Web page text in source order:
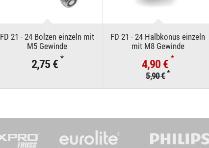
FD 21 - 24 Bolzen einzeln mit
M5 Gewinde
2,75 € *
FD 21 - 24 Halbkonus einzeln
mit M8 Gewinde
5,90 €*
4,90 € *